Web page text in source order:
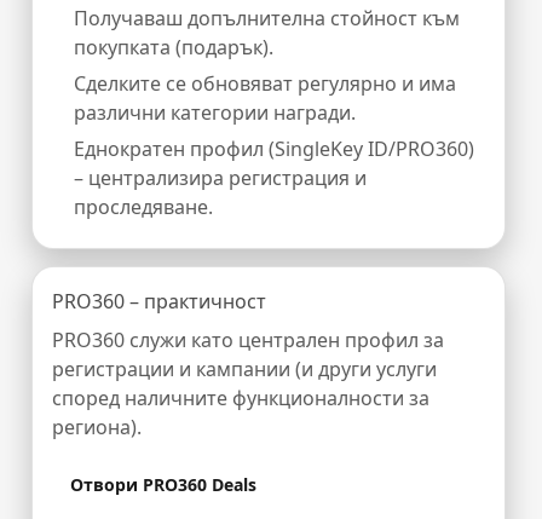
Получаваш допълнителна стойност към
покупката (подарък).
Сделките се обновяват регулярно и има
различни категории награди.
Еднократен профил (SingleKey ID/PRO360)
– централизира регистрация и
проследяване.
PRO360 – практичност
PRO360 служи като централен профил за
регистрации и кампании (и други услуги
според наличните функционалности за
региона).
Отвори PRO360 Deals